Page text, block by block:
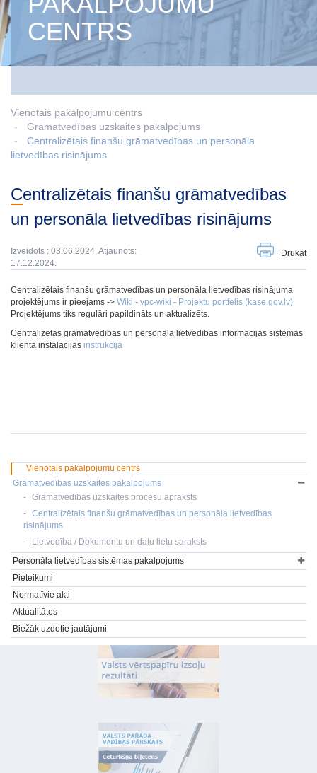
CENTRS
Vienotais pakalpojumu centrs
Grāmatvedības uzskaites pakalpojums
Centralizētais finanšu grāmatvedības un personāla
lietvedības risinājums
Centralizētais finanšu grāmatvedības
un personāla lietvedības risinājums
Izveidots : 03.06.2024. Atjaunots:
17.12.2024.
Drukāt
Centralizētais finanšu grāmatvedības un personāla lietvedības risinājuma
projektējums ir pieejams -> Wiki - vpc-wiki - Projektu portfelis (kase.gov.lv)
Projektējums tiks regulāri papildināts un aktualizēts.
Centralizētās grāmatvedības un personāla lietvedības informācijas sistēmas
klienta instalācijas instrukcija
Vienotais pakalpojumu centrs
Grāmatvedības uzskaites pakalpojums
Grāmatvedības uzskaites procesu apraksts
Centralizētais finanšu grāmatvedības un personāla lietvedības
risinājums
Lietvedība / Dokumentu un datu lietu saraksts
Personāla lietvedības sistēmas pakalpojums
Pieteikumi
Normatīvie akti
Aktualitātes
Biežāk uzdotie jautājumi